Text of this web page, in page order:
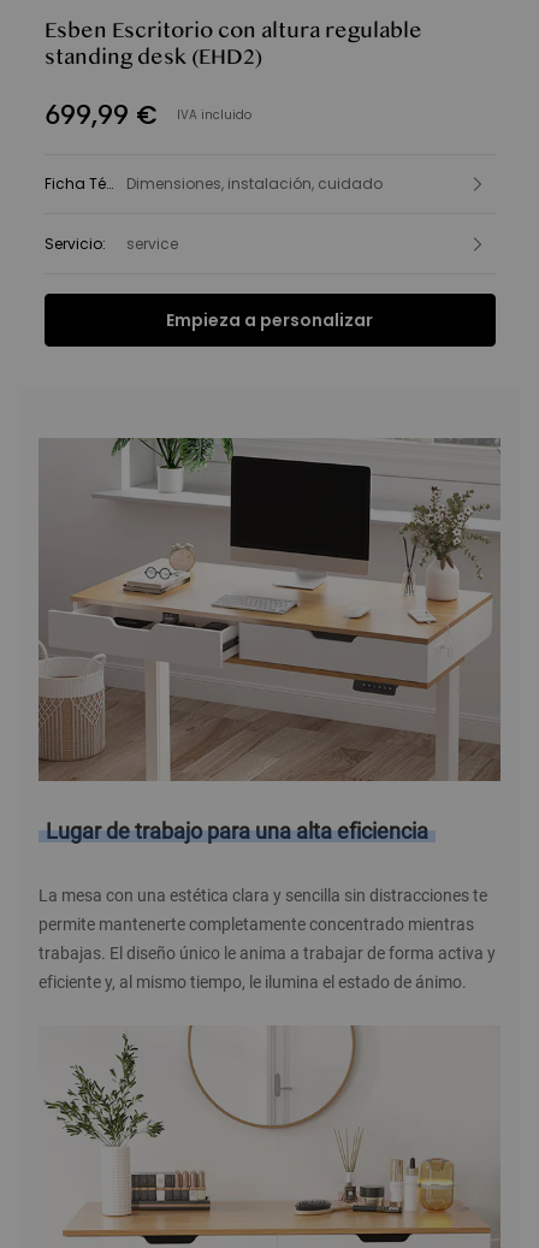
Esben Escritorio con altura regulable
standing desk (EHD2)
699,99 € IVA incluido
Ficha Técnica :
Dimensiones, instalación, cuidado
Servicio: service
Empieza a personalizar
Ficha Técnica
Lugar de trabajo para una alta eficiencia
La mesa con una estética clara y sencilla sin distracciones te
permite mantenerte completamente concentrado mientras
trabajas. El diseño único le anima a trabajar de forma activa y
eficiente y, al mismo tiempo, le ilumina el estado de ánimo.